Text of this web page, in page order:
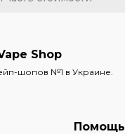
Shop
шопов №1 в Украине.
Помощь